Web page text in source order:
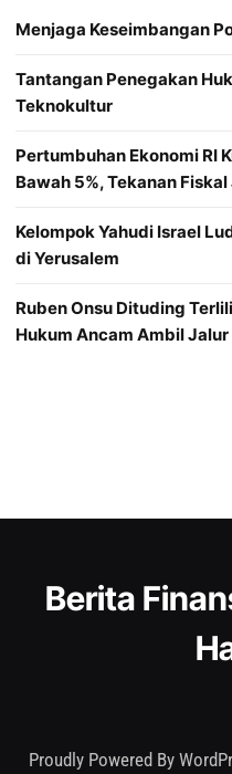
Menjaga Keseimbangan
Tantangan Penegakan
Teknokultur
Pertumbuhan Ekonomi RI
Bawah 5%, Tekanan
Kelompok Yahudi Israel
di Yerusalem
Ruben Onsu Dituding
Hukum Ancam Ambil Jalur
Berita
Proudly Powered By